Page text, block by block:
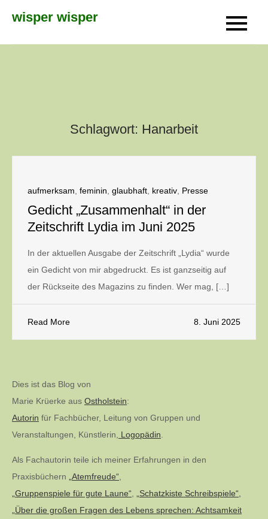
wisper wisper
Schlagwort: Hanarbeit
aufmerksam feminin glaubhaft kreativ Presse
Gedicht „Zusammenhalt“ in der
Zeitschrift Lydia im Juni 2025
In der aktuellen Ausgabe der Zeitschrift „Lydia“ wurde
ein Gedicht von mir abgedruckt. Es ist ganzseitig auf
der Rückseite des Magazins zu finden. Wer mag, […]
Read More 8. Juni 2025
Dies ist das Blog von
Marie Krüerke aus Ostholstein:
Autorin für Fachbücher, Leitung von Gruppen und
Veranstaltungen, Künstlerin,
Logopädin
Als Fachautorin teile ich meiner Erfahrungen in den
Praxisbüchern
„Atemfreude“
„Gruppenspiele für gute Laune“
„Schatzkiste Schreibspiele“,
„Über die großen Fragen des Lebens sprechen: Achtsamkeit